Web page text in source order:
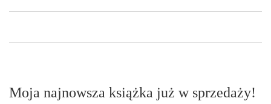
Moja najnowsza książka już w sprzedaży!